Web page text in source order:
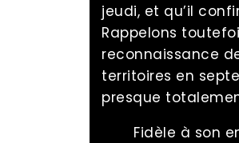
jeudi, et qu’il
Rappelons
reconnaissance
territoires en
presque
Fidèle à son